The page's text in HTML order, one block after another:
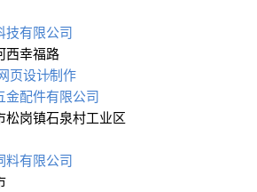
技有限公司
西幸福路
页设计∕制作
金配件有限公司
岗镇石泉村工业区
料有限公司